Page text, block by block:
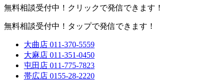
無料相談受付中！クリックで発信できます！
無料相談受付中！タップで発信できます！
大曲店 011-370-5559
大麻店 011-351-0450
屯田店 011-775-7823
帯広店 0155-28-2220